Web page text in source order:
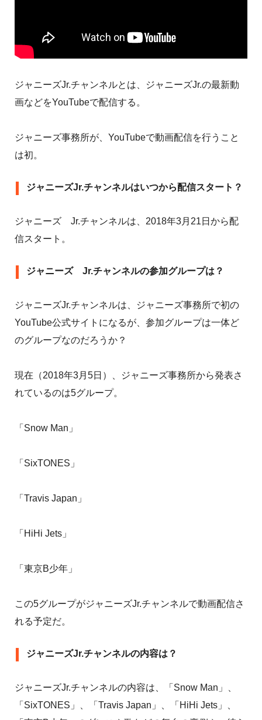
ジャニーズJr.チャンネルとは、ジャニーズJr.の最新動
画などをYouTubeで配信する。
ジャニーズ事務所が、YouTubeで動画配信を行うこと
は初。
ジャニーズJr.チャンネルはいつから配信スタート？
ジャニーズ Jr.チャンネルは、2018年3月21日から配
信スタート。
ジャニーズ Jr.チャンネルの参加グループは？
ジャニーズJr.チャンネルは、ジャニーズ事務所で初の
YouTube公式サイトになるが、参加グループは一体ど
のグループなのだろうか？
現在（2018年3月5日）、ジャニーズ事務所から発表さ
れているのは5グループ。
「Snow Man」
「SixTONES」
「Travis Japan」
「HiHi Jets」
「東京B少年」
この5グループがジャニーズJr.チャンネルで動画配信さ
れる予定だ。
ジャニーズJr.チャンネルの内容は？
ジャニーズJr.チャンネルの内容は、「Snow Man」、
「SixTONES」、「Travis Japan」、「HiHi Jets」、